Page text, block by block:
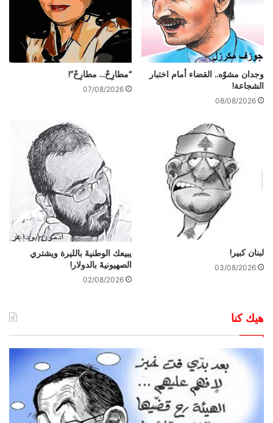
وجدان مشوّه.. القضاء أمام اختبار
الشجاعة!
08/08/2026
“مطارِحْ… مطارِحْ”!
07/08/2026
لبنان كبير!
03/08/2026
يبيعك الوطنيةَ بالليرة ويشتري
الصهيونيةَ بالدولار!
02/08/2026
هيك كنا